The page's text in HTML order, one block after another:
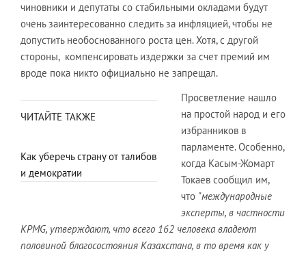
чиновники и депутаты со стабильными окладами будут
очень заинтересованно следить за инфляцией, чтобы не
допустить необоснованного роста цен. Хотя, с другой
стороны, компенсировать издержки за счет премий им
вроде пока никто официально не запрещал.
ЧИТАЙТЕ ТАКЖЕ
Как уберечь страну от талибов
и демократии
Просветление нашло
на простой народ и его
избранников в
парламенте. Особенно,
когда Касым-Жомарт
Токаев сообщил им,
что "международные
эксперты, в частности
KPMG, утверждают, что всего 162 человека владеют
половиной благосостояния Казахстана, в то время как у